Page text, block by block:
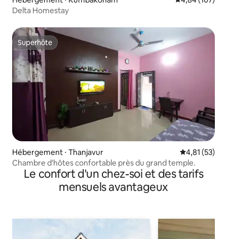
Delta Homestay
Superhôte
Superhôte
Hébergement ⋅ Thanjavur Évaluation
4,81 (53)
Chambre d'hôtes confortable près du grand temple.
Le confort d'un chez-soi et des tarifs
mensuels avantageux